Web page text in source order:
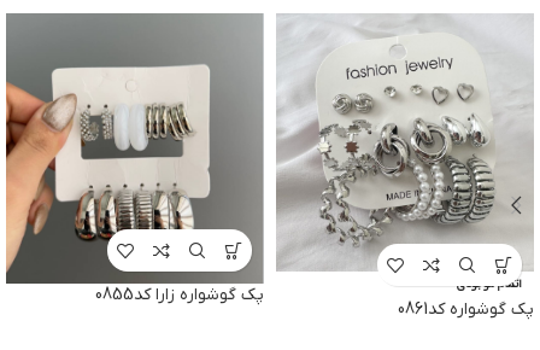
اتمام موجودی
پک گوشواره کد0861
پک گوشواره زارا کد0855